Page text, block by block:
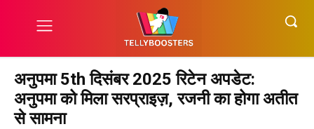
अनुपमा 5th दिसंबर 2025 रिटेन अपडेट:
अनुपमा को मिला सरप्राइज़, रजनी का होगा अतीत
से सामना